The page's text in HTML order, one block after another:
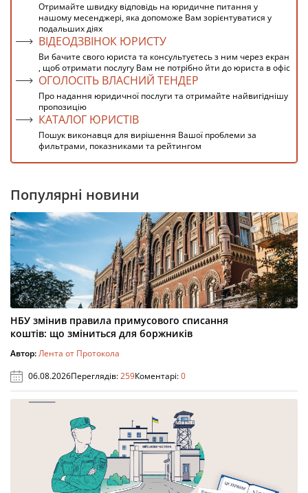
Отримайте швидку відповідь на юридичне питання у
нашому месенджері, яка допоможе Вам зорієнтуватися у
подальших діях
ВІДЕОДЗВІНОК ЮРИСТУ
Ви бачите свого юриста та консультуєтесь з ним через екран
, щоб отримати послугу Вам не потрібно йти до юриста в офіс
ОГОЛОСІТЬ ВЛАСНИЙ ТЕНДЕР
Про надання юридичної послуги та отримайте найвигіднішу
пропозицію
КАТАЛОГ ЮРИСТІВ
Пошук виконавця для вирішення Вашої проблеми за
фильтрами, показниками та рейтингом
Популярні новини
НБУ змінив правила примусового списання
коштів: що зміниться для боржників
Автор:Лента от Протокола
06.08.2026Переглядів:259Коментарі:0